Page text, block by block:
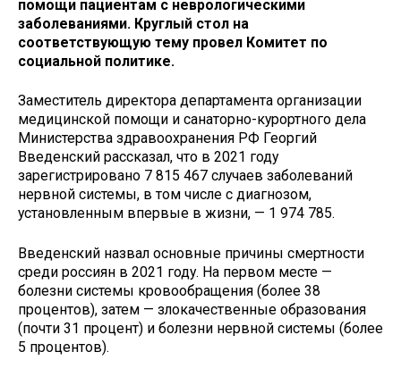
помощи пациентам с неврологическими
заболеваниями. Круглый стол на
соответствующую тему провел Комитет по
социальной политике.
Заместитель директора департамента организации
медицинской помощи и санаторно-курортного дела
Министерства здравоохранения РФ Георгий
Введенский рассказал, что в 2021 году
зарегистрировано 7 815 467 случаев заболеваний
нервной системы, в том числе с диагнозом,
установленным впервые в жизни, — 1 974 785.
Введенский назвал основные причины смертности
среди россиян в 2021 году. На первом месте —
болезни системы кровообращения (более 38
процентов), затем — злокачественные образования
(почти 31 процент) и болезни нервной системы (более
5 процентов).